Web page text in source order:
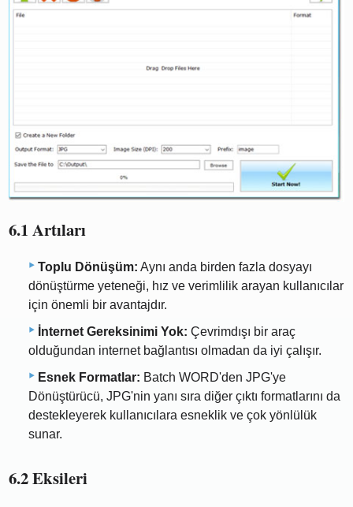
6.1 Artıları
Toplu Dönüşüm: Aynı anda birden fazla dosyayı
dönüştürme yeteneği, hız ve verimlilik arayan kullanıcılar
için önemli bir avantajdır.
İnternet Gereksinimi Yok: Çevrimdışı bir araç
olduğundan internet bağlantısı olmadan da iyi çalışır.
Esnek Formatlar: Batch WORD'den JPG'ye
Dönüştürücü, JPG'nin yanı sıra diğer çıktı formatlarını da
destekleyerek kullanıcılara esneklik ve çok yönlülük
sunar.
6.2 Eksileri